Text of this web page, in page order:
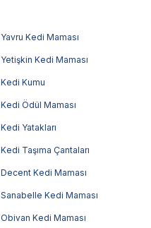
Yavru Kedi Maması
Yetişkin Kedi Maması
Kedi Kumu
Kedi Ödül Maması
Kedi Yatakları
Kedi Taşıma Çantaları
Decent Kedi Maması
Sanabelle Kedi Maması
Obivan Kedi Maması